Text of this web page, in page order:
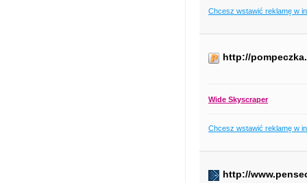
Chcesz wstawić reklamę w
http://
Wide Skyscraper
Chcesz wstawić reklamę w
http://